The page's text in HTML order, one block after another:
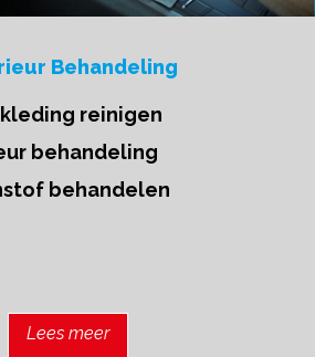
Behandeling
reinigen
behandeling
behandelen
Lees meer